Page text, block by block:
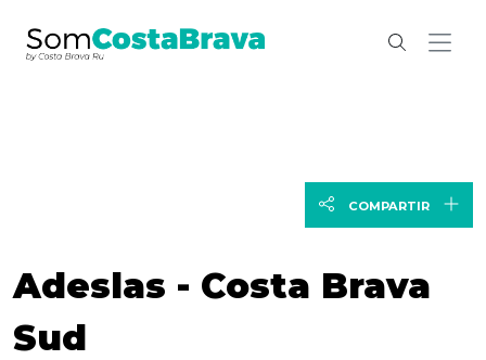
Adeslas - Costa Brava
Sud
COMPARTIR